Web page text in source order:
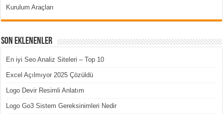
Kurulum Araçları
Son Eklenenler
En iyi Seo Analiz Siteleri – Top 10
Excel Açılmıyor 2025 Çözüldü
Logo Devir Resimli Anlatım
Logo Go3 Sistem Gereksinimleri Nedir